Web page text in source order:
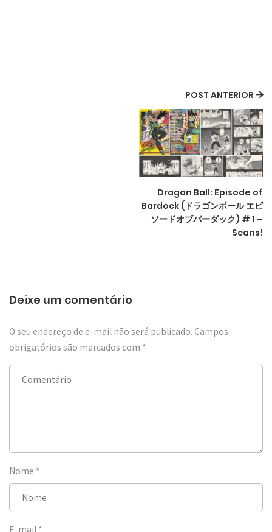
POST ANTERIOR
Dragon Ball: Episode of
Bardock (ドラゴンボール エピ
ソードオブバーダック) # 1 –
Scans!
Deixe um comentário
O seu endereço de e-mail não será publicado. Campos
obrigatórios são marcados com *
Nome *
E-mail *